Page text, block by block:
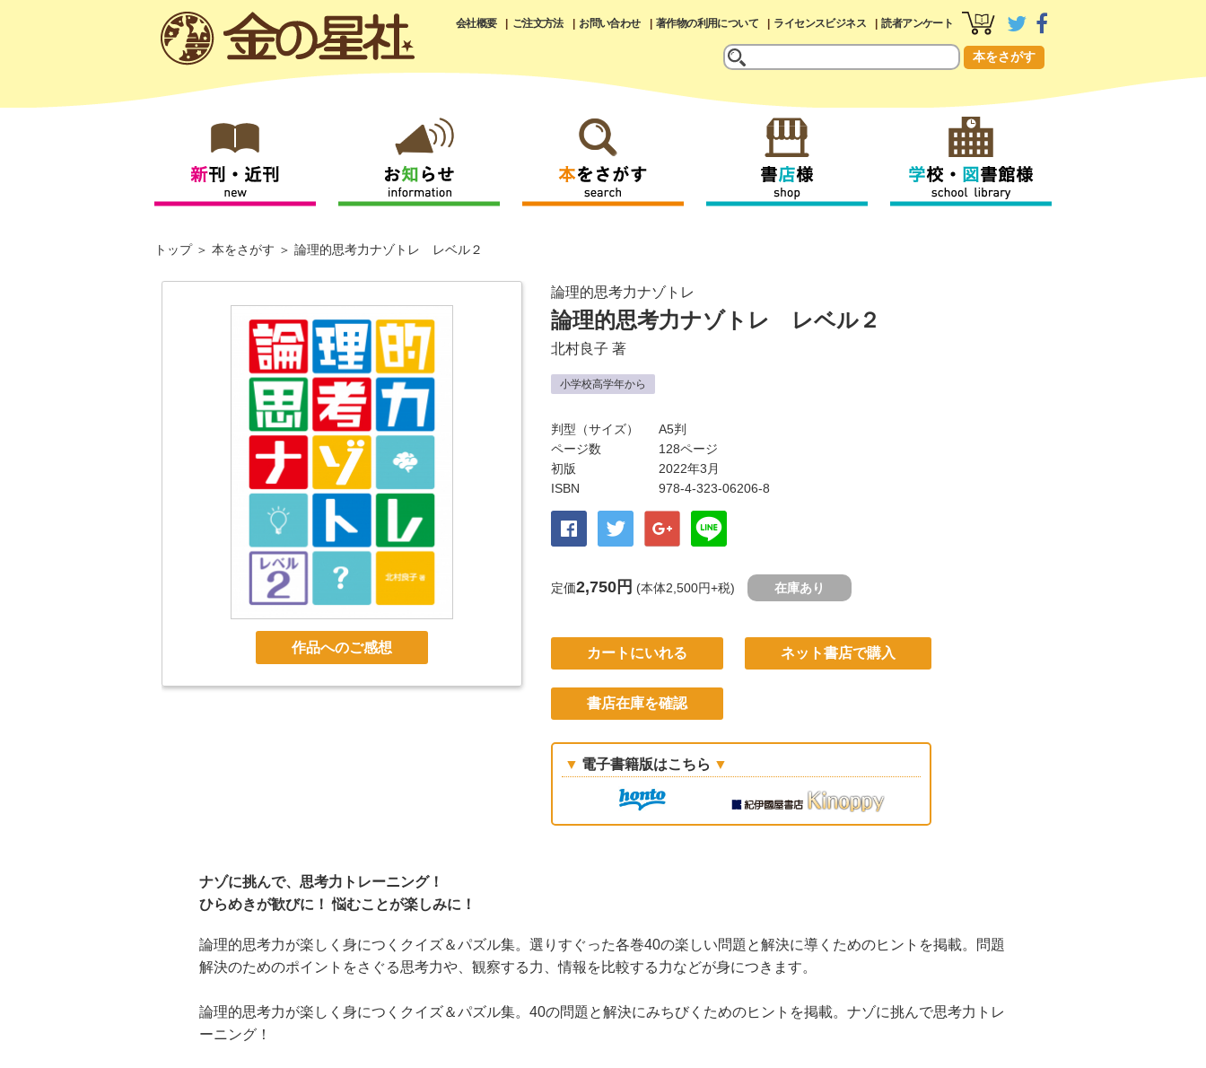
会社概要 ご注文方法 お問い合わせ 著作物の利用について ライセンスビジネス 読者アンケート
本をさがす
トップ 本をさがす 論理的思考力ナゾトレ レベル２
作品へのご感想
論理的思考力ナゾトレ
論理的思考力ナゾトレ レベル２
北村良子 著
小学校高学年から
判型（サイズ）
A5判
ページ数
128ページ
初版
2022年3月
ISBN
978-4-323-06206-8
定価2,750円 (本体2,500円+税) 在庫あり
カートにいれる ネット書店で購入
書店在庫を確認
電子書籍版はこちら
ナゾに挑んで、思考力トレーニング！
ひらめきが歓びに！ 悩むことが楽しみに！
論理的思考力が楽しく身につくクイズ＆パズル集。選りすぐった各巻40の楽しい問題と解決に導くためのヒントを掲載。問題
解決のためのポイントをさぐる思考力や、観察する力、情報を比較する力などが身につきます。
論理的思考力が楽しく身につくクイズ＆パズル集。40の問題と解決にみちびくためのヒントを掲載。ナゾに挑んで思考力トレ
ーニング！